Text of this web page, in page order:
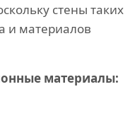
стены таких
и материалов
материалы: